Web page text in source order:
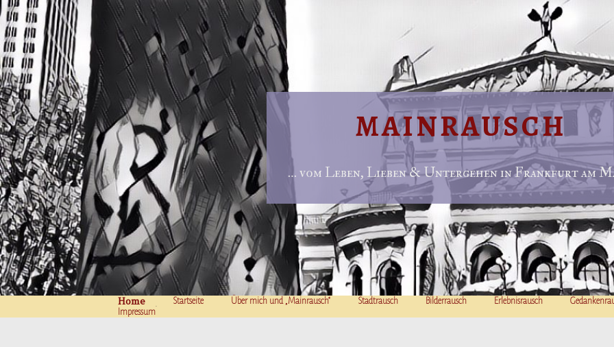
MAINRAUSCH
… vom Leben, Lieben & Untergehen in Frankfurt am
Home Startseite Über mich und „Mainrausch“ Stadtrausch Bilderrausch Erlebnisrausch
Impressum